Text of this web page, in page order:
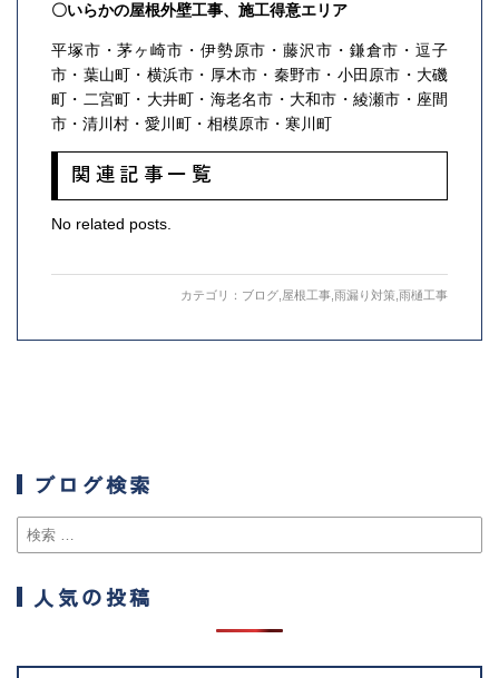
〇いらかの屋根外壁工事、施工得意エリア
平塚市・茅ヶ崎市・伊勢原市・藤沢市・鎌倉市・逗子
市・葉山町・横浜市・厚木市・秦野市・小田原市・大磯
町・二宮町・大井町・海老名市・大和市・綾瀬市・座間
市・清川村・愛川町・相模原市・寒川町
関連記事一覧
No related posts.
カテゴリ： ブログ 屋根工事 雨漏り対策 雨樋工事
ブログ検索
人気の投稿